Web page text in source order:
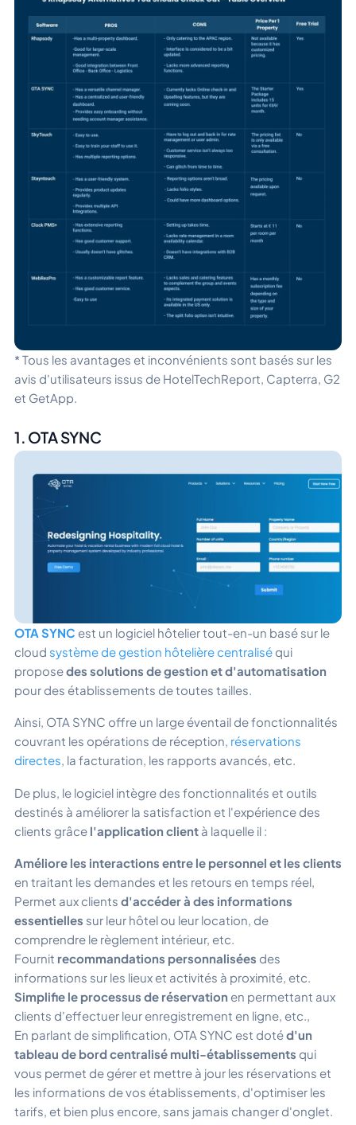
* Tous les avantages et inconvénients sont basés sur les
avis d'utilisateurs issus de HotelTechReport, Capterra, G2
et GetApp.
1. OTA SYNC
OTA SYNC est un logiciel hôtelier tout-en-un basé sur le
cloud système de gestion hôtelière centralisé qui
proposedes solutions de gestion et d'automatisation
pour des établissements de toutes tailles.
Ainsi, OTA SYNC offre un large éventail de fonctionnalités
couvrant les opérations de réception, réservations
directes, la facturation, les rapports avancés, etc.
De plus, le logiciel intègre des fonctionnalités et outils
destinés à améliorer la satisfaction et l'expérience des
clients grâce l'application client à laquelle il :
Améliore les interactions entre le personnel et les clients
en traitant les demandes et les retours en temps réel,
Permet aux clients d'accéder à des informations
essentielles sur leur hôtel ou leur location, de
comprendre le règlement intérieur, etc.
Fournit recommandations personnalisées des
informations sur les lieux et activités à proximité, etc.
Simplifie le processus de réservation en permettant aux
clients d'effectuer leur enregistrement en ligne, etc.,
En parlant de simplification, OTA SYNC est dotéd'un
tableau de bord centralisé multi-établissements qui
vous permet de gérer et mettre à jour les réservations et
les informations de vos établissements, d'optimiser les
tarifs, et bien plus encore, sans jamais changer d'onglet.